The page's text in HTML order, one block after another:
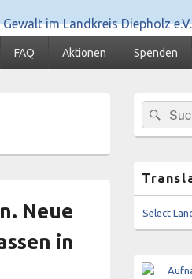
im
BISS
FAQ Aktionen Spenden
Neue
in
Primärer
Suchen
nach:
Select